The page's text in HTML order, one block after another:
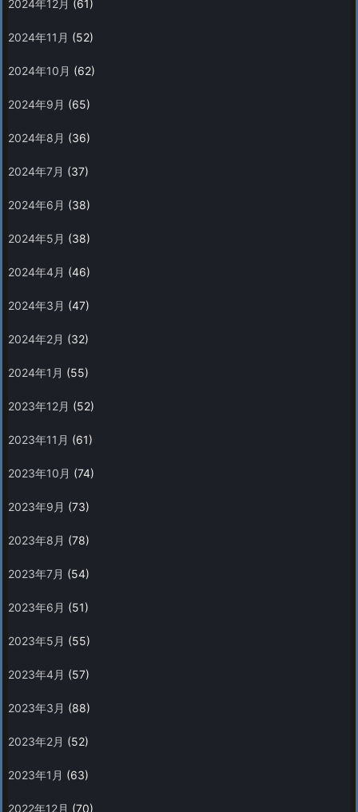
2024年12月 (61)
2024年11月 (52)
2024年10月 (62)
2024年9月 (65)
2024年8月 (36)
2024年7月 (37)
2024年6月 (38)
2024年5月 (38)
2024年4月 (46)
2024年3月 (47)
2024年2月 (32)
2024年1月 (55)
2023年12月 (52)
2023年11月 (61)
2023年10月 (74)
2023年9月 (73)
2023年8月 (78)
2023年7月 (54)
2023年6月 (51)
2023年5月 (55)
2023年4月 (57)
2023年3月 (88)
2023年2月 (52)
2023年1月 (63)
2022年12月 (70)